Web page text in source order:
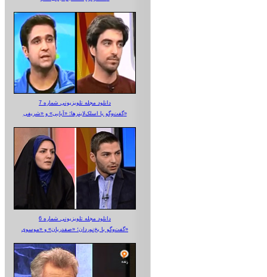
دانلود مجله تلویزیونی شماره 7
گفت‌وگو با اسلک‌لاینرها؛ «آبایی» و «شریفی»
دانلود مجله تلویزیونی شماره 6
گفت‌وگو با یخ‌نوردان؛ «صفدریان» و «موسوی»